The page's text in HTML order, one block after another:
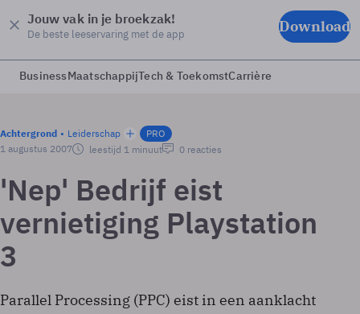
Jouw vak in je broekzak!
De beste leeservaring met de app Download
BusinessMaatschappijTech & ToekomstCarrière
Achtergrond Leiderschap
PRO
1 augustus 2007
leestijd 1 minuut 0 reacties
'Nep' Bedrijf eist
vernietiging Playstation
3
Parallel Processing (PPC) eist in een aanklacht